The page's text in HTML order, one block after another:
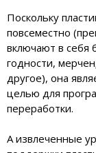
Поскольку
повсеместно
включают в себя
годности,
другое), она
целью для
переработки.
А извлеченные